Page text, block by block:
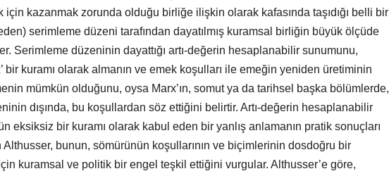
için kazanmak zorunda olduğu birliğe ilişkin olarak kafasında taşıdığı belli bir
serimleme düzeni tarafından dayatılmış kuramsal birliğin büyük ölçüde
Serimleme düzeninin dayattığı artı-değerin hesaplanabilir sunumunu,
bir kuramı olarak almanın ve emek koşulları ile emeğin yeniden üretiminin
mümkün olduğunu, oysa Marx’ın, somut ya da tarihsel başka bölümlerde,
dışında, bu koşullardan söz ettiğini belirtir. Artı-değerin hesaplanabilir
eksiksiz bir kuramı olarak kabul eden bir yanlış anlamanın pratik sonuçları
bunun, sömürünün koşullarının ve biçimlerinin dosdoğru bir
kuramsal ve politik bir engel teşkil ettiğini vurgular. Althusser’e göre,